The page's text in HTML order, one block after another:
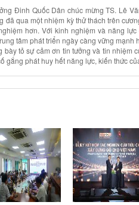
Đinh Quốc Dân chúc mừng TS. Lê
đã qua một nhiệm kỳ thử thách trên
hơn. Với kinh nghiệm và năng
tâm phát triển ngày càng vững mạnh
tỏ sự cảm ơn tin tưởng và tin nhiệm
gắng phát huy hết năng lực, kiến thức